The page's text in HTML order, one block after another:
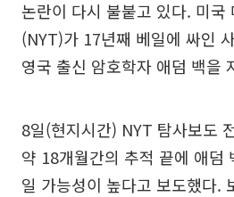
논란이 다시 불붙고 있다. 미국
(NYT)가 17년째 베일에 싸인
영국 출신 암호학자 애덤 백을
8일(현지시간) NYT 탐사보도
약 18개월간의 추적 끝에 애덤
일 가능성이 높다고 보도했다.